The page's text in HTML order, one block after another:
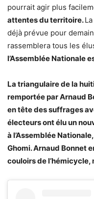
pourrait agir plus
attentes du territoire.
déjà prévue pour
rassemblera tous les
l’Assemblée Nationale
La triangulaire de la
remportée par Arnaud
en tête des suffrages
électeurs ont élu un
à l’Assemblée
Ghomi. Arnaud Bonnet
couloirs de l’hémicycle,